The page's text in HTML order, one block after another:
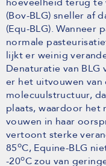
(Bov-BLG) sneller af
(Equ-BLG). Wanneer
normale
lijkt er weinig
Denaturatie van
er het uitvouwen
molecuulstructuur,
plaats, waardoor het
vouwen in haar
vertoont sterke
85oC, Equine-BLG
-20oC zou van